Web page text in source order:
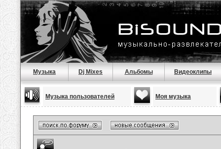
Музыка Dj Mixes Альбомы Видеоклипы
Музыка пользователей Моя музыка